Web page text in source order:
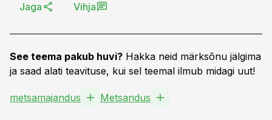
Jaga Vihja
See teema pakub huvi? Hakka neid märksõnu jälgima
ja saad alati teavituse, kui sel teemal ilmub midagi uut!
metsamajandus Metsandus